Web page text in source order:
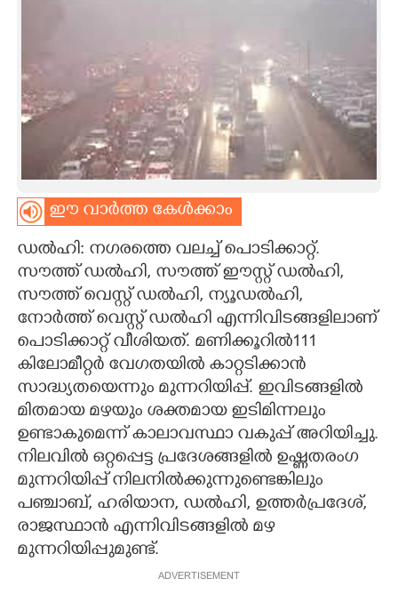
INFO+
ASTRO
CARTOONS
LITERATURE
ZOOM
CONTACT US
ഈ വാർത്ത കേൾക്കാം
ഡൽഹി: നഗരത്തെ വലച്ച് പൊടിക്കാറ്റ്.
സൗത്ത് ഡൽഹി, സൗത്ത് ഈസ്റ്റ് ഡൽഹി,
സൗത്ത് വെസ്റ്റ് ഡൽഹി, ന്യൂഡൽഹി,
നോർത്ത് വെസ്റ്റ് ഡൽഹി എന്നിവിടങ്ങളിലാണ്
പൊടിക്കാറ്റ് വീശിയത്. മണിക്കൂറിൽ111
കിലോമീറ്റർ വേഗതയിൽ കാറ്റടിക്കാൻ
സാദ്ധ്യതയെന്നും മുന്നറിയിപ്പ്. ഇവിടങ്ങളിൽ
മിതമായ മഴയും ശക്തമായ ഇടിമിന്നലും
ഉണ്ടാകുമെന്ന് കാലാവസ്ഥാ വകുപ്പ് അറിയിച്ചു.
നിലവിൽ ഒറ്റപ്പെട്ട പ്രദേശങ്ങളിൽ ഉഷ്ണതരംഗ
മുന്നറിയിപ്പ് നിലനിൽക്കുന്നുണ്ടെങ്കിലും
പഞ്ചാബ്, ഹരിയാന, ഡൽഹി, ഉത്തർപ്രദേശ്,
രാജസ്ഥാൻ എന്നിവിടങ്ങളിൽ മഴ
മുന്നറിയിപ്പുമുണ്ട്.
ADVERTISEMENT